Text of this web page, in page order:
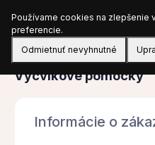
Obstarávanie
Výcvikové pomôcky
Informácie o
Používame cookies na zlepšenie
preferencie.
Odmietnuť nevyhnutné